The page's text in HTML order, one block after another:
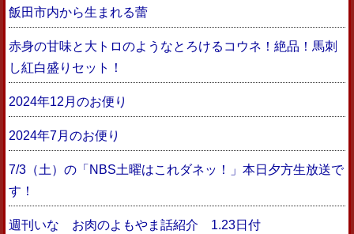
飯田市内から生まれる蕾
赤身の甘味と大トロのようなとろけるコウネ！絶品！馬刺
し紅白盛りセット！
2024年12月のお便り
2024年7月のお便り
7/3（土）の「NBS土曜はこれダネッ！」本日夕方生放送で
す！
週刊いな お肉のよもやま話紹介 1.23日付